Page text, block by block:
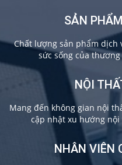
SẢN
Chất lượng sản phẩm dịch
sức sống của
NỘI
Mang đến không gian nội
cập nhật xu hướng
NHÂN VIÊN